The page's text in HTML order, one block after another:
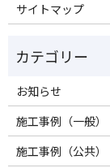
サイトマップ
お知らせ
施工事例（一般）
施工事例（公共）